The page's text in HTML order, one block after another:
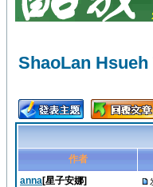
ShaoLan
作者
anna[星子安娜]